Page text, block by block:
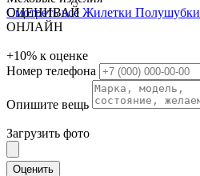
Смотреть всё Жилетки Полушубки
ОЦЕНИВАЙ
ОНЛАЙН
+10% к оценке
Номер телефона
Опишите вещь
Загрузить фото
Оценить